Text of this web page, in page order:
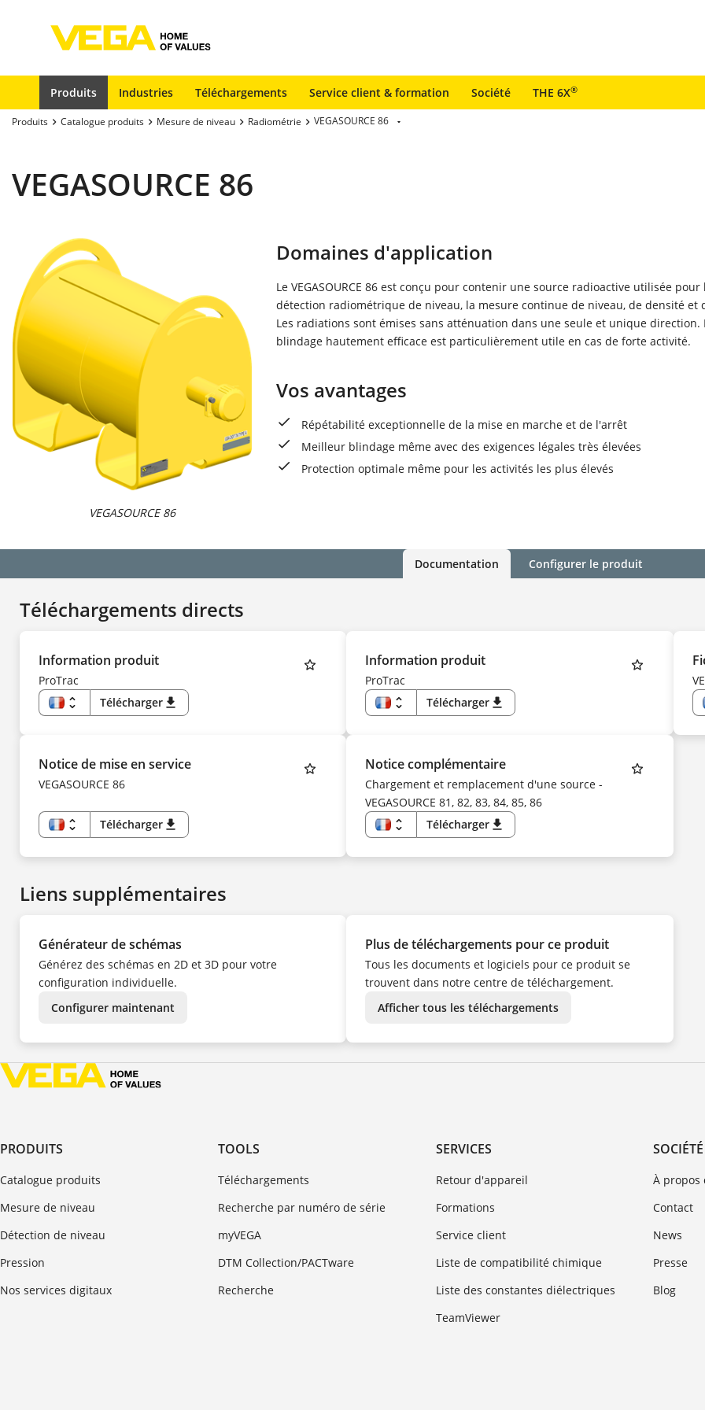
Produits Industries Téléchargements Service client & formation Société THE 6X®
Produits Catalogue produits Mesure de niveau Radiométrie VEGASOURCE 86
VEGASOURCE 86
VEGASOURCE 86
Domaines d'application
Le VEGASOURCE 86 est conçu pour contenir une source radioactive utilisée pour
détection radiométrique de niveau, la mesure continue de niveau, de densité et
Les radiations sont émises sans atténuation dans une seule et unique direction.
blindage hautement efficace est particulièrement utile en cas de forte activité.
Vos avantages
Répétabilité exceptionnelle de la mise en marche et de l'arrêt
Meilleur blindage même avec des exigences légales très élevées
Protection optimale même pour les activités les plus élevés
Documentation Configurer le produit
Téléchargements directs
Information produit
ProTrac
unfold_more
FR
CS
DA
ES
FI
IT
KK
KO
NO
TR
UK
Télécharger download
Information produit
ProTrac
unfold_more
FR
CS
DA
ES
FI
HU
IT
KK
KO
NO
Télécharger download
Notice de mise en service
VEGASOURCE 86
unfold_more
FR
ES
FI
KO
NO
PT
TR
UK
Télécharger download
Notice complémentaire
Chargement et remplacement d'une source -
VEGASOURCE 81, 82, 83, 84, 85, 86
unfold_more
FR
NO
PT
TR
Télécharger download
Liens supplémentaires
Générateur de schémas
Générez des schémas en 2D et 3D pour votre
configuration individuelle.
Configurer maintenant
Plus de téléchargements pour ce produit
Tous les documents et logiciels pour ce produit se
trouvent dans notre centre de téléchargement.
Afficher tous les téléchargements
PRODUITS
Catalogue produits
Mesure de niveau
Détection de niveau
Pression
Nos services digitaux
TOOLS
Téléchargements
Recherche par numéro de série
myVEGA
DTM Collection/PACTware
Recherche
SERVICES
Retour d'appareil
Formations
Service client
Liste de compatibilité chimique
Liste des constantes diélectriques
TeamViewer
SOCIÉTÉ
À propos
Contact
News
Presse
Blog